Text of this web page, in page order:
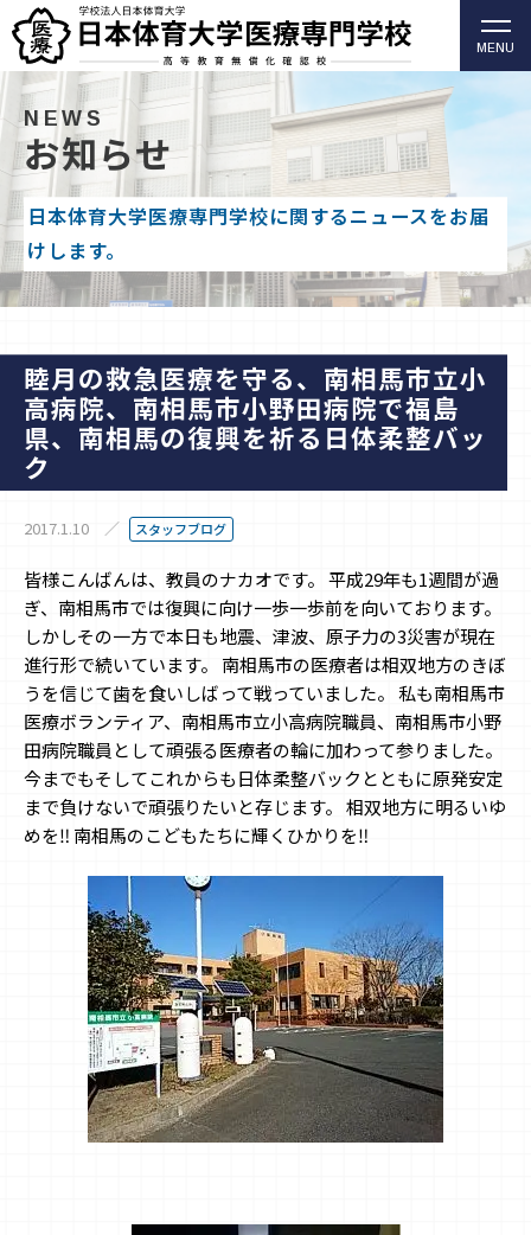
柔道整復師・歯科衛生士の日本体育大学医療専門学校
（高等教育無償化確認校）
MENU
NEWS
お知らせ
日本体育大学医療専門学校に関するニュースをお届
けします。
睦月の救急医療を守る、南相馬市立小
高病院、南相馬市小野田病院で福島
県、南相馬の復興を祈る日体柔整バッ
ク
2017.1.10 スタッフブログ
皆様こんばんは、教員のナカオです。 平成29年も1週間が過
ぎ、南相馬市では復興に向け一歩一歩前を向いております。
しかしその一方で本日も地震、津波、原子力の3災害が現在
進行形で続いています。 南相馬市の医療者は相双地方のきぼ
うを信じて歯を食いしばって戦っていました。 私も南相馬市
医療ボランティア、南相馬市立小高病院職員、南相馬市小野
田病院職員として頑張る医療者の輪に加わって参りました。
今までもそしてこれからも日体柔整バックとともに原発安定
まで負けないで頑張りたいと存じます。 相双地方に明るいゆ
めを‼ 南相馬のこどもたちに輝くひかりを‼